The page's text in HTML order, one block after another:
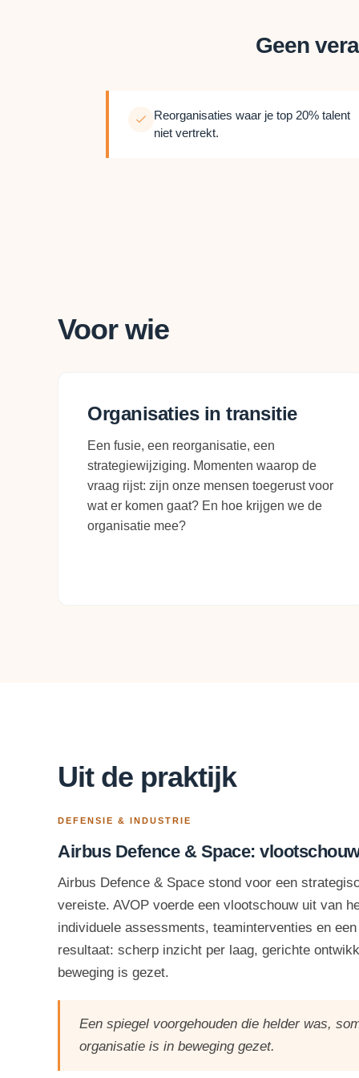
Geen
Reorganisaties waar je top 20% talent
niet vertrekt.
Voor wie
Organisaties in transitie
Een fusie, een reorganisatie, een
strategiewijziging. Momenten waarop de
vraag rijst: zijn onze mensen toegerust voor
wat er komen gaat? En hoe krijgen we de
organisatie mee?
Uit de praktijk
DEFENSIE & INDUSTRIE
Airbus Defence & Space:
Airbus Defence & Space stond voor een
vereiste. AVOP voerde een vlootschouw uit van
individuele assessments, teaminterventies en
resultaat: scherp inzicht per laag, gerichte
beweging is gezet.
Een spiegel voorgehouden die helder was,
organisatie is in beweging gezet.